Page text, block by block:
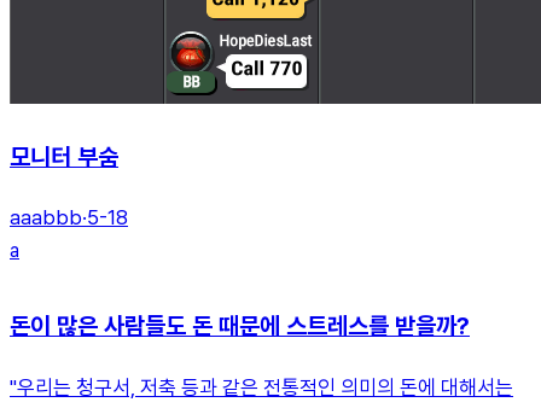
모니터 부숨
aaabbb·5-18
a
돈이 많은 사람들도 돈 때문에 스트레스를 받을까?
"우리는 청구서, 저축 등과 같은 전통적인 의미의 돈에 대해서는